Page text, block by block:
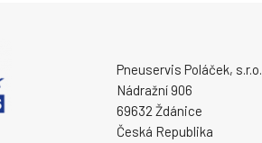
Pneuservis Poláček, s.r.o.
Nádražní 906
69632 Ždánice
Česká Republika